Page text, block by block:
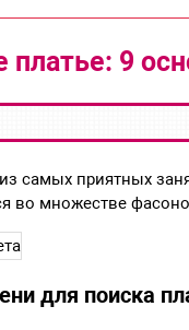
платье: 9
самых приятных
во множестве
для поиска